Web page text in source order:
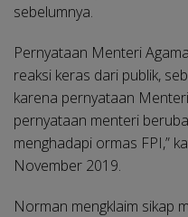
sebelumnya.
Pernyataan Menteri
reaksi keras dari publik,
karena pernyataan
pernyataan menteri
menghadapi ormas FPI,”
November 2019.
Norman mengklaim sikap